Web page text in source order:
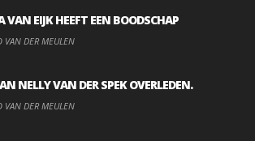
VAN EIJK HEEFT EEN BOODSCHAP
VAN DER MEULEN
NELLY VAN DER SPEK OVERLEDEN.
VAN DER MEULEN